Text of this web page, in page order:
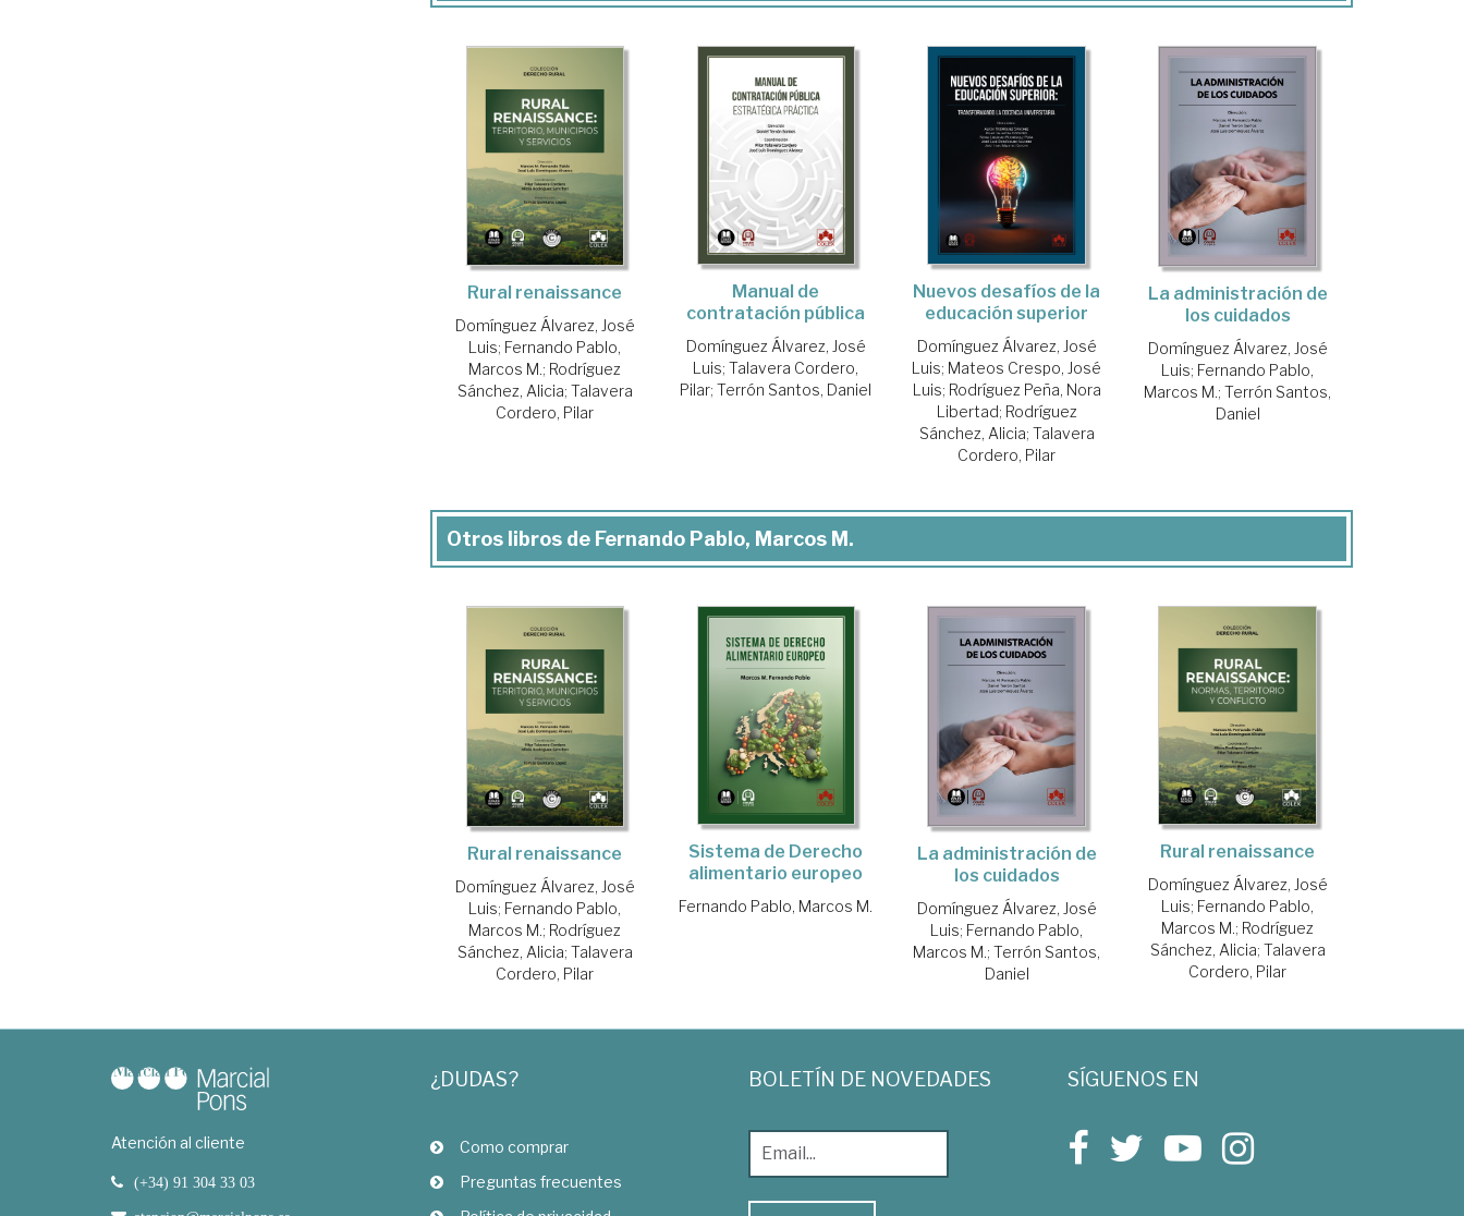
Rural renaissance
Domínguez Álvarez, José
Luis; Fernando Pablo,
Marcos M.; Rodríguez
Sánchez, Alicia; Talavera
Cordero, Pilar
Manual de
contratación pública
Domínguez Álvarez, José
Luis;Talavera Cordero,
Pilar;Terrón Santos, Daniel
Nuevos desafíos de la
educación superior
Domínguez Álvarez, José
Luis; Mateos Crespo, José
Luis; Rodríguez Peña, Nora
Libertad; Rodríguez
Sánchez, Alicia; Talavera
Cordero, Pilar
La administración de
los cuidados
Domínguez Álvarez, José
Luis; Fernando Pablo,
Marcos M.;Terrón Santos,
Daniel
Otros libros de Fernando Pablo, Marcos M.
Rural renaissance
Domínguez Álvarez, José
Luis; Fernando Pablo,
Marcos M.; Rodríguez
Sánchez, Alicia; Talavera
Cordero, Pilar
Sistema de Derecho
alimentario europeo
Fernando Pablo, Marcos M.
La administración de
los cuidados
Domínguez Álvarez, José
Luis; Fernando Pablo,
Marcos M.;Terrón Santos,
Daniel
Rural renaissance
Domínguez Álvarez, José
Luis; Fernando Pablo,
Marcos M.; Rodríguez
Sánchez, Alicia; Talavera
Cordero, Pilar
Atención al cliente
(+34) 91 304 33 03
¿DUDAS?
Como comprar
Preguntas frecuentes
BOLETÍN DE NOVEDADES SÍGUENOS EN